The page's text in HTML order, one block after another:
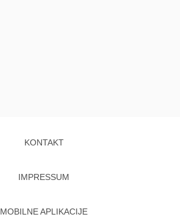
KONTAKT
IMPRESSUM
MOBILNE APLIKACIJE